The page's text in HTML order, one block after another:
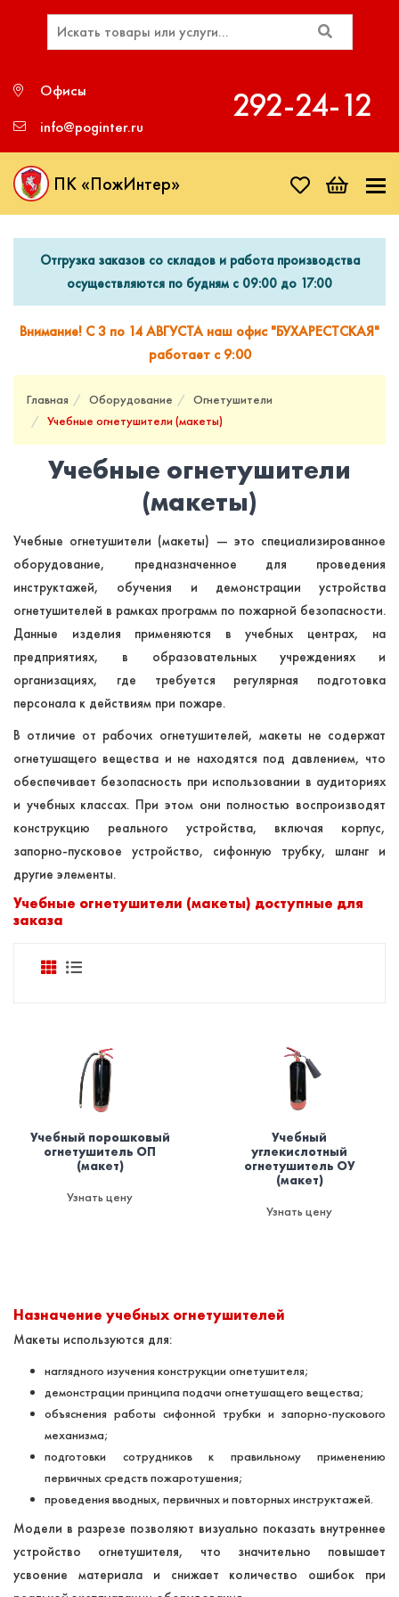
Офисы
info@poginter.ru
292‑24‑12
ПК «ПожИнтер»
Отгрузка заказов со складов и работа производства
осуществляются по будням с 09:00 до 17:00
Внимание! С 3 по 14 АВГУСТА наш офис "БУХАРЕСТСКАЯ"
работает с 9:00
Главная Оборудование
Огнетушители
Учебные огнетушители (макеты)
Учебные огнетушители
(макеты)
Учебные огнетушители (макеты) — это специализированное
оборудование, предназначенное для проведения
инструктажей, обучения и демонстрации устройства
огнетушителей в рамках программ по пожарной безопасности.
Данные изделия применяются в учебных центрах, на
предприятиях, в образовательных учреждениях и
организациях, где требуется регулярная подготовка
персонала к действиям при пожаре.
В отличие от рабочих огнетушителей, макеты не содержат
огнетушащего вещества и не находятся под давлением, что
обеспечивает безопасность при использовании в аудиториях
и учебных классах. При этом они полностью воспроизводят
конструкцию реального устройства, включая корпус,
запорно-пусковое устройство, сифонную трубку, шланг и
другие элементы.
Учебные огнетушители (макеты) доступные для
заказа
Учебный порошковый
огнетушитель ОП
(макет)
Узнать цену
Учебный
углекислотный
огнетушитель ОУ
(макет)
Узнать цену
Назначение учебных огнетушителей
Макеты используются для:
наглядного изучения конструкции огнетушителя;
демонстрации принципа подачи огнетушащего вещества;
объяснения работы сифонной трубки и запорно-пускового
механизма;
подготовки сотрудников к правильному применению
первичных средств пожаротушения;
проведения вводных, первичных и повторных инструктажей.
Модели в разрезе позволяют визуально показать внутреннее
устройство огнетушителя, что значительно повышает
усвоение материала и снижает количество ошибок при